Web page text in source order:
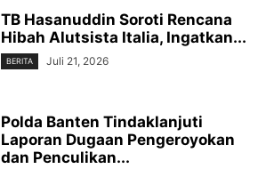
TB Hasanuddin Soroti Rencana
Hibah Alutsista Italia, Ingatkan...
BERITA Juli 21, 2026
Polda Banten Tindaklanjuti
Laporan Dugaan Pengeroyokan
dan Penculikan...